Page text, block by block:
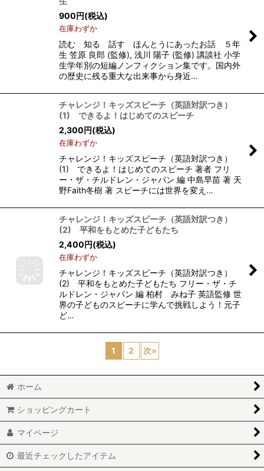
900円(税込)
在庫わずか
読む 知る 話す ほんとうにあったお話 ５年
生 笠原 良郎 (監修), 浅川 陽子 (監修) 講談社 小学
生学年別の短編ノンフィクション集です。国内外
の歴史に残る重大な出来事から身近…
チャレンジ！キッズスピーチ（英語対訳つき）
(1) できるよ！はじめてのスピーチ
2,300円(税込)
在庫わずか
チャレンジ！キッズスピーチ（英語対訳つき）
(1) できるよ！はじめてのスピーチ 著者 フリ
ー・ザ・チルドレン・ジャパン 編 中島早苗 著 天
野Faith冬樹 著 スピーチには世界を変え…
チャレンジ！キッズスピーチ（英語対訳つき）
(2) 平和をもとめた子どもたち
2,400円(税込)
在庫わずか
チャレンジ！キッズスピーチ（英語対訳つき）
(2) 平和をもとめた子どもたち フリー・ザ・チ
ルドレン・ジャパン 編 柏村 みね子 英語監修 世
界の子どものスピーチに学んで挑戦しよう！元子
ど…
1 2 次»
ホーム
ショッピングカート
マイページ
最近チェックしたアイテム